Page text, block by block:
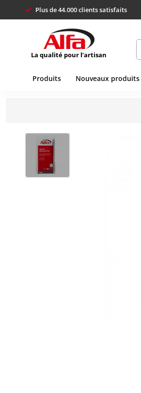
Plus de 44.000 clients satisfaits
La qualité pour l’artisan
Produits Nouveaux produits